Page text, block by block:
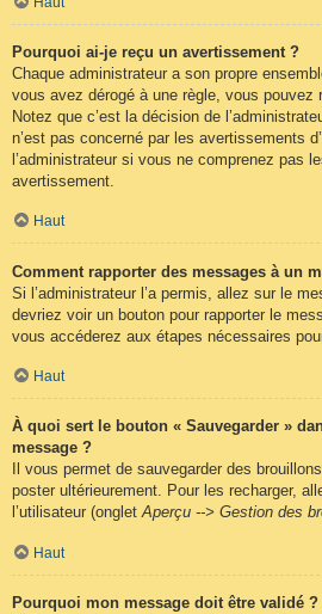
Pourquoi ai-je reçu un avertissement ?
Chaque administrateur a son propre
vous avez dérogé à une règle, vous pouvez
Notez que c’est la décision de
n’est pas concerné par les avertissements
l’administrateur si vous ne comprenez pas
avertissement.
Haut
Comment rapporter des messages à un
Si l’administrateur l’a permis, allez sur le
devriez voir un bouton pour rapporter le
vous accéderez aux étapes nécessaires
Haut
À quoi sert le bouton « Sauvegarder »
message ?
Il vous permet de sauvegarder des
poster ultérieurement. Pour les recharger,
l’utilisateur (ongletAperçu --> Gestion des
Haut
Pourquoi mon message doit être validé ?